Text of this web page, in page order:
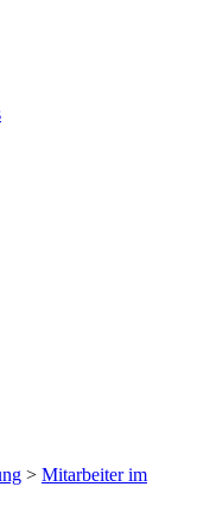
> Mitarbeiter im